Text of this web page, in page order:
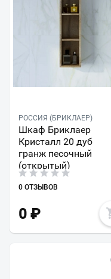
РОССИЯ (БРИКЛАЕР)
Шкаф Бриклаер
Кристалл 20 дуб
гранж песочный
(открытый)
0 ОТЗЫВОВ
0 ₽